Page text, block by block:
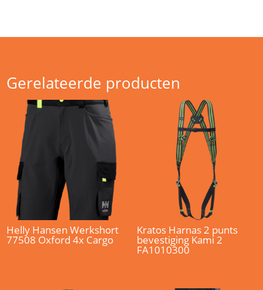
Gerelateerde producten
Helly Hansen Werkshort
77508 Oxford 4x Cargo
Kratos Harnas 2 punts
bevestiging Kami 2
FA1010300